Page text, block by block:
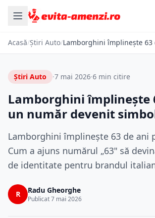
Acasă/Știri Auto/
Știri Auto ·7 mai 2026·6 min citire
Lamborghini împlinește
un număr devenit
Lamborghini împlinește 63 de ani
Cum a ajuns numărul „63" să
de identitate pentru brandul
R Radu Gheorghe
Publicat 7 mai 2026